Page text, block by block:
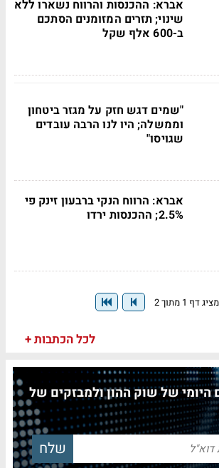
אברא: ההכנסות והרווח נשארו ללא
שינוי; תזרים המזומנים הסתכם
ב-600 אלף שקל
"שמים דגש חזק על מגזר ביטחון
וממשלה; היו לנו הרבה עובדים
שגויסו"
אברא: הרווח הנקי ברבעון זינק פי
2.5%; ההכנסות ירדו
מציג דף 1 מתוך 2
לכל הכתבות +
היומי של שוק ההון ולמבזקים של